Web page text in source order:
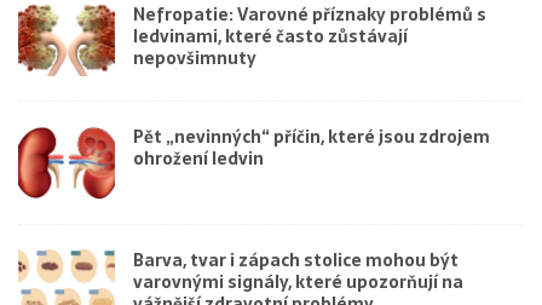
Nefropatie: Varovné příznaky problémů s
ledvinami, které často zůstávají
nepovšimnuty
Pět „nevinných“ příčin, které jsou zdrojem
ohrožení ledvin
Barva, tvar i zápach stolice mohou být
varovnými signály, které upozorňují na